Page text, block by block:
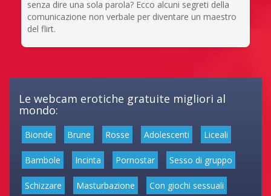
senza dire una sola parola? Ecco alcuni segreti della
comunicazione non verbale per diventare un maestro
del flirt.
Le webcam erotiche gratuite migliori al
mondo:
Bionde Brune Rosse Adolescenti Liceali
Bambole Incinta Pornostar Sesso di gruppo
Schizzare Masturbazione Con giochi sessuali